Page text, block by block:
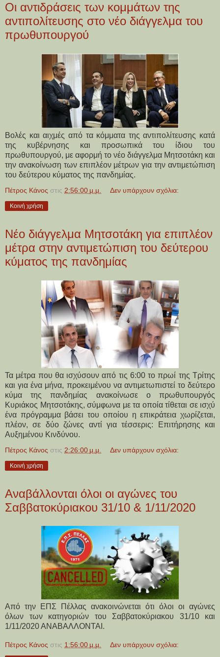
Οι αντιδράσεις των κομμάτων της
αντιπολίτευσης στο νέο διάγγελμα του
πρωθυπουργού
Βολές και αιχμές από τα κόμματα της αντιπολίτευσης κατά
της κυβέρνησης και προσωπικά του ίδιου του
πρωθυπουργού, με αφορμή το νέο διάγγελμα Μητσοτάκη και
την ανακοίνωση των επιπλέον μέτρων για την αντιμετώπιση
του δεύτερου κύματος της πανδημίας.
Πέτρος Κάνος στις 2:56:00 μ.μ. Δεν υπάρχουν σχόλια:
Κοινή χρήση
Νέο διάγγελμα Μητσοτάκη για επιπλέον
μέτρα στην αντιμετώπιση του δεύτερου
κύματος της πανδημίας
Τα μέτρα που θα ισχύσουν από τις 6:00 το πρωί της Τρίτης
και για ένα μήνα, προκειμένου να αντιμετωπιστεί το δεύτερο
κύμα της πανδημίας ανακοίνωσε ο πρωθυπουργός
Κυριάκος Μητσοτάκης, σύμφωνα με τα οποία τίθεται σε ισχύ
ένα πρόγραμμα βάσει του οποίου η επικράτεια χωρίζεται,
πλέον, σε δύο ζώνες αντί για τέσσερις: Επιτήρησης και
Αυξημένου Κινδύνου.
Πέτρος Κάνος στις 2:26:00 μ.μ. Δεν υπάρχουν σχόλια:
Κοινή χρήση
Αναβάλλονται όλοι οι αγώνες του
Σαββατοκύριακου 31/10 & 1/11/2020
Από την ΕΠΣ Πέλλας ανακοινώνεται ότι όλοι οι αγώνες
όλων των κατηγοριών του Σαββατοκύριακου 31/10 και
1/11/2020 ΑΝΑΒΑΛΛΟΝΤΑΙ.
Πέτρος Κάνος στις 1:56:00 μ.μ. Δεν υπάρχουν σχόλια: